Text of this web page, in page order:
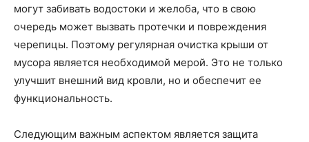
могут забивать водостоки и желоба, что в свою
очередь может вызвать протечки и повреждения
черепицы. Поэтому регулярная очистка крыши от
мусора является необходимой мерой. Это не только
улучшит внешний вид кровли, но и обеспечит ее
функциональность.
Следующим важным аспектом является защита